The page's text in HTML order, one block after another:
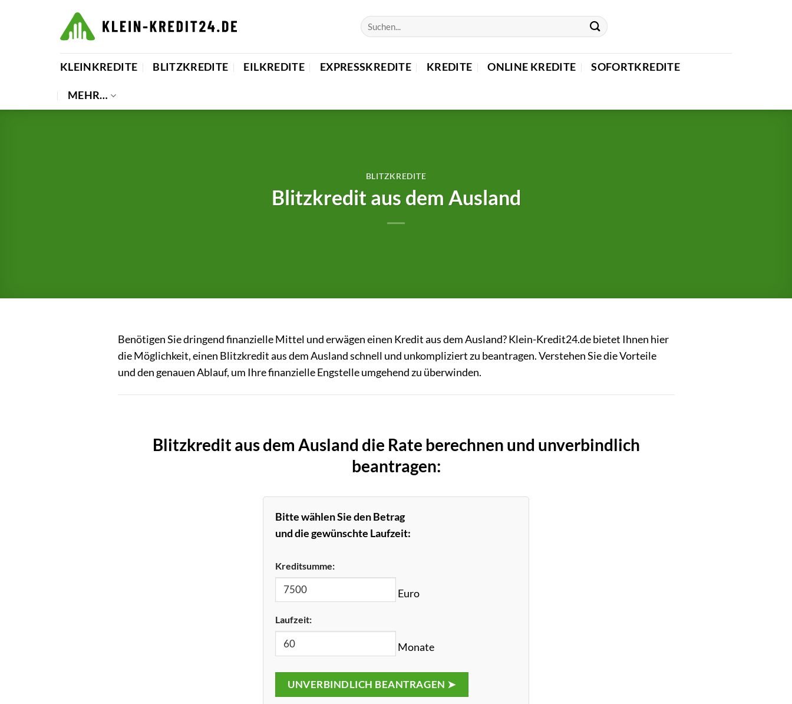
KLEINKREDITE BLITZKREDITE EILKREDITE EXPRESSKREDITE KREDITE ONLINE KREDITE SOFORTKREDITE
MEHR…
BLITZKREDITE
Blitzkredit aus dem Ausland
Benötigen Sie dringend finanzielle Mittel und erwägen einen Kredit aus dem Ausland? Klein-Kredit24.de bietet Ihnen hier
die Möglichkeit, einen Blitzkredit aus dem Ausland schnell und unkompliziert zu beantragen. Verstehen Sie die Vorteile
und den genauen Ablauf, um Ihre finanzielle Engstelle umgehend zu überwinden.
Blitzkredit aus dem Ausland die Rate berechnen und unverbindlich
beantragen:
Bitte wählen Sie den Betrag
und die gewünschte Laufzeit:
Kreditsumme:
Euro
Laufzeit:
Monate
UNVERBINDLICH BEANTRAGEN ➤